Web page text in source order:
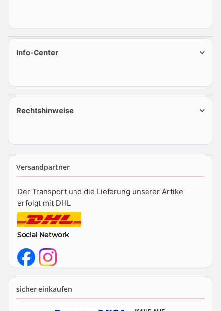
Info-Center
Rechtshinweise
Versandpartner
Der Transport und die Lieferung unserer Artikel
erfolgt mit DHL
Social Network
sicher einkaufen